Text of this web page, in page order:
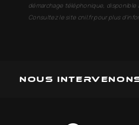
démarchage téléphonique, disponible
Consultez le site cnil.fr pour plus
Nous